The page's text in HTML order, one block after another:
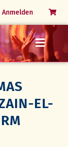
Navigation
Anmelden
EL-